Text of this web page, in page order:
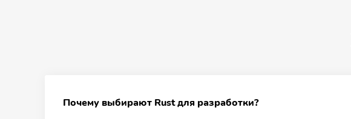
Почему выбирают Rust для разработки?